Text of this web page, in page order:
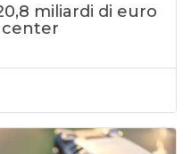
miliardi di euro
center